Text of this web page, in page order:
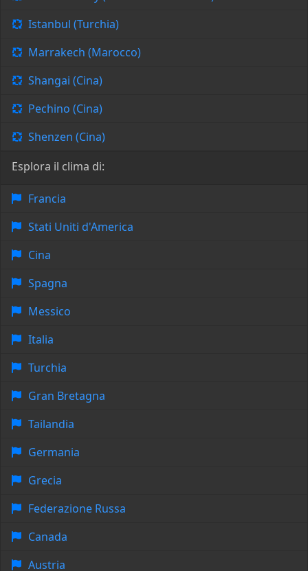
Istanbul (Turchia)
Marrakech (Marocco)
Shangai (Cina)
Pechino (Cina)
Shenzen (Cina)
Esplora il clima di:
Francia
Stati Uniti d'America
Cina
Spagna
Messico
Italia
Turchia
Gran Bretagna
Tailandia
Germania
Grecia
Federazione Russa
Canada
Austria